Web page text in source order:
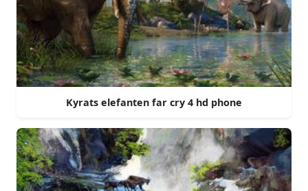
Kyrats elefanten far cry 4 hd phone